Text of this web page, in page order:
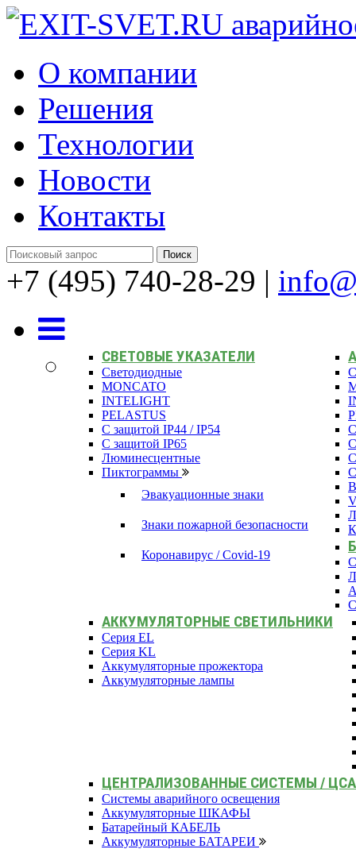
О компании
Решения
Технологии
Новости
Контакты
+7 (495) 740-28-29 |
СВЕТОВЫЕ УКАЗАТЕЛИ
Светодиодные
MONCATO
INTELIGHT
PELASTUS
С защитой IP44 / IP54
С защитой IP65
Люминесцентные
Пиктограммы
Эвакуационные знаки
Знаки пожарной безопасности
Коронавирус / Covid-19
АККУМУЛЯТОРНЫЕ СВЕТИЛЬНИКИ
Серия EL
Серия KL
Аккумуляторные прожектора
Аккумуляторные лампы
ЦЕНТРАЛИЗОВАННЫЕ СИСТЕМЫ /
Системы аварийного освещения
Аккумуляторные ШКАФЫ
Батарейный КАБЕЛЬ
Аккумуляторные БАТАРЕИ